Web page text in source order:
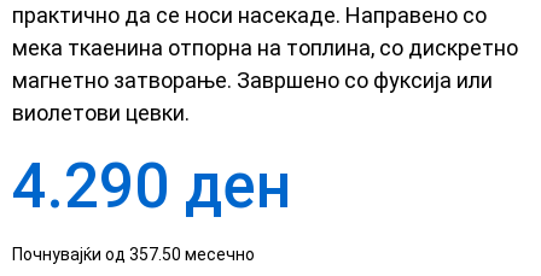
практично да се носи насекаде. Направено со
мека ткаенина отпорна на топлина, со дискретно
магнетно затворање. Завршено со фуксија или
виолетови цевки.
4.290 ден
Почнувајќи од 357.50 месечно